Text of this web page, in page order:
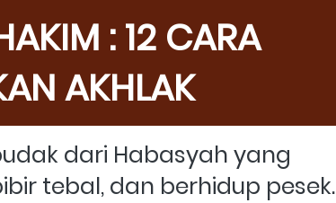
: 12 CARA
AKHLAK
dari Habasyah yang
tebal, dan berhidup pesek.